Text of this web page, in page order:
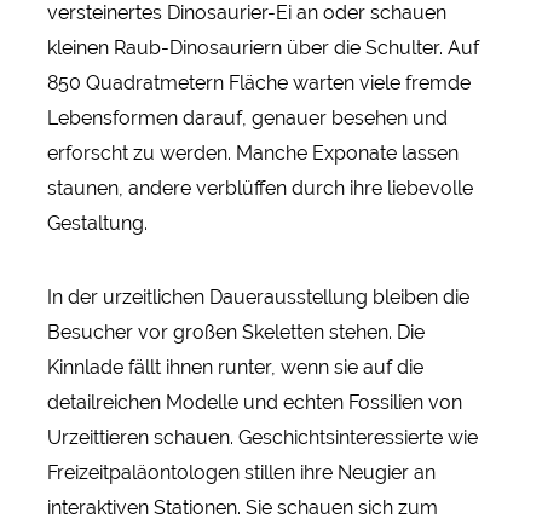
versteinertes Dinosaurier-Ei an oder schauen
kleinen Raub-Dinosauriern über die Schulter. Auf
850 Quadratmetern Fläche warten viele fremde
Lebensformen darauf, genauer besehen und
erforscht zu werden. Manche Exponate lassen
staunen, andere verblüffen durch ihre liebevolle
Gestaltung.
In der urzeitlichen Dauerausstellung bleiben die
Besucher vor großen Skeletten stehen. Die
Kinnlade fällt ihnen runter, wenn sie auf die
detailreichen Modelle und echten Fossilien von
Urzeittieren schauen. Geschichtsinteressierte wie
Freizeitpaläontologen stillen ihre Neugier an
interaktiven Stationen. Sie schauen sich zum